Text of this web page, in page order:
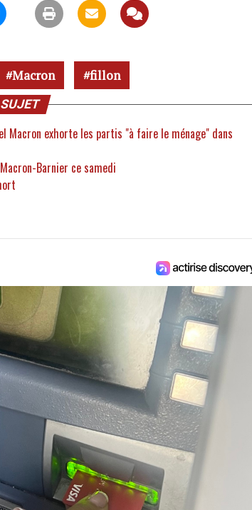
Macron fillon
Macron exhorte les partis "à faire le ménage" dans
Barnier ce samedi